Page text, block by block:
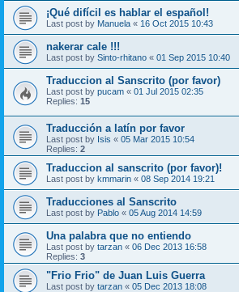
¡Qué difícil es hablar el español!
Last post by Manuela « 16 Oct 2015 10:43
nakerar cale !!!
Last post by Sinto-rhitano « 01 Sep 2015 10:40
Traduccion al Sanscrito (por favor)
Last post by pucam « 01 Jul 2015 02:35
Replies: 15
Traducción a latín por favor
Last post by Isis « 05 Mar 2015 10:54
Replies: 2
Traduccion al sanscrito (por favor)!
Last post by kmmarin « 08 Sep 2014 19:21
Traducciones al Sanscrito
Last post by Pablo « 05 Aug 2014 14:59
Una palabra que no entiendo
Last post by tarzan « 06 Dec 2013 16:58
Replies: 3
"Frio Frio" de Juan Luis Guerra
Last post by tarzan « 05 Dec 2013 18:08